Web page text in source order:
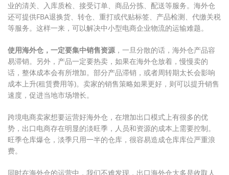
业的清关、入库质检、接受订单、商品分拣、配送等服务。海外仓
还可提供FBA退换货、转仓、重打或代贴标签、产品检测、代缴关税
等服务。这样一来，可以解决中小型电商企业物流的运输难题。
使用海外仓，一定要集中销售资源，一旦分散的话，海外仓产品容
易滞销。另外，产品一定要热卖，如果在海外仓放着，慢慢卖的
话，整体成本会有所增加。部分产品滞销，或者周转期太长会影响
成本上升(租赁费用等)。卖家的销售策略如果更好，则可以提升销售
速度，促进当地市场增长。
跨境电商卖家想要运营好海外仓，在增加出口模式上有很多的优
势，出口电商存在明显的淡旺季，人员和资源的成本上需要控制。
旺季仓库爆仓，淡季只用一半的仓库，很容易造成仓库库位严重浪
费。
同时在海外仓的运营中，我们不难发现，出口海外仓大多是收取人